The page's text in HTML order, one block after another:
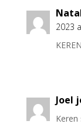
2023
Joel